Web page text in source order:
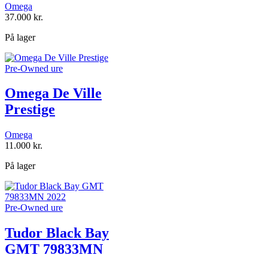
Omega
37.000 kr.
På lager
Pre-Owned ure
Omega De Ville
Prestige
Omega
11.000 kr.
På lager
Pre-Owned ure
Tudor Black Bay
GMT 79833MN